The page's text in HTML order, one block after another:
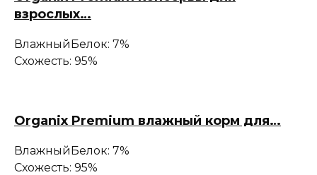
взрослых…
ВлажныйБелок: 7%
Схожесть: 95%
Organix Premium влажный корм для…
ВлажныйБелок: 7%
Схожесть: 95%